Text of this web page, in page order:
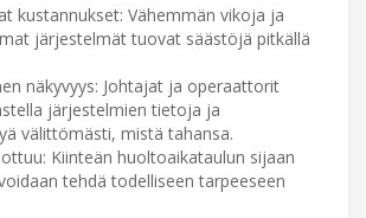
kustannukset: Vähemmän vikoja ja
järjestelmät tuovat säästöjä pitkällä
näkyvyys: Johtajat ja operaattorit
järjestelmien tietoja ja
välittömästi, mistä tahansa.
Kiinteän huoltoaikataulun sijaan
tehdä todelliseen tarpeeseen